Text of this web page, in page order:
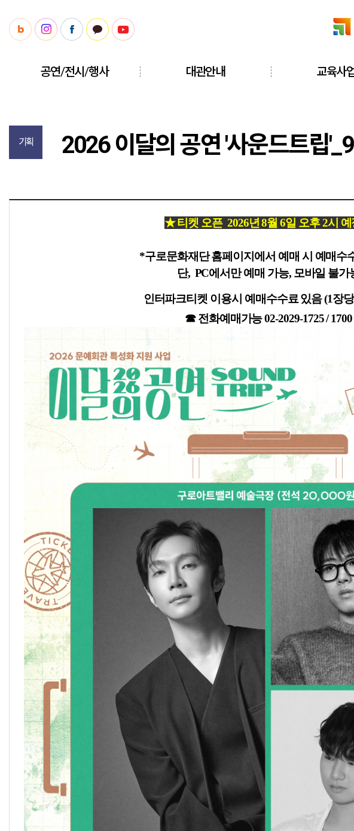
공연/전시/행사 대관안내 교육사
기획 2026 이달의 공연 '사운드트립
★ 티켓 오픈 2026년 8월 6일 오후 2시 예
*구로문화재단 홈페이지에서 예매 시 예매수
단, PC에서만 예매 가능, 모바일 불가
인터파크티켓 이용시 예매수수료 있음 (1장
☎ 전화예매가능 02-2029-1725 / 1700